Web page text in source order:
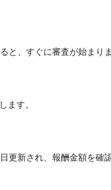
と、すぐに審査が始まりま
ます。
更新され、報酬金額を確